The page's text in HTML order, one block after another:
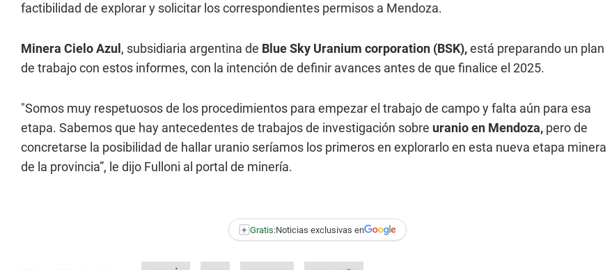
factibilidad de explorar y solicitar los correspondientes permisos a Mendoza.
Minera Cielo Azul , subsidiaria argentina de Blue Sky Uranium corporation (BSK),está preparando un plan
de trabajo con estos informes, con la intención de definir avances antes de que finalice el 2025.
"Somos muy respetuosos de los procedimientos para empezar el trabajo de campo y falta aún para esa
etapa. Sabemos que hay antecedentes de trabajos de investigación sobre uranio en Mendoza, pero de
concretarse la posibilidad de hallar uranio seríamos los primeros en explorarlo en esta nueva etapa minera
de la provincia”, le dijo Fulloni al portal de minería.
+ Gratis:Noticias exclusivas en